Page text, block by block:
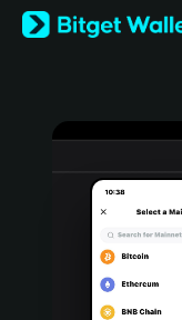
English
日本語
Türkçe
Português (Portugal)